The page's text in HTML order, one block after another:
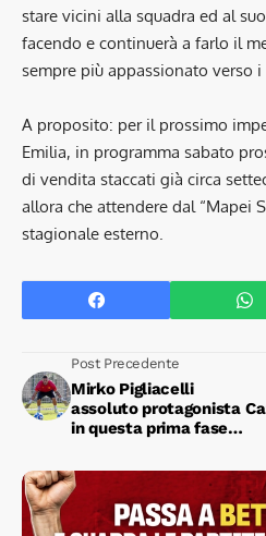
stare vicini alla squadra ed al
facendo e continuerà a farlo il
sempre più appassionato verso
A proposito: per il prossimo
Emilia, in programma sabato
di vendita staccati già circa
allora che attendere dal “Mapei
stagionale esterno.
Post Precedente
Mirko Pigliacelli
assoluto protagonista
in questa prima fase